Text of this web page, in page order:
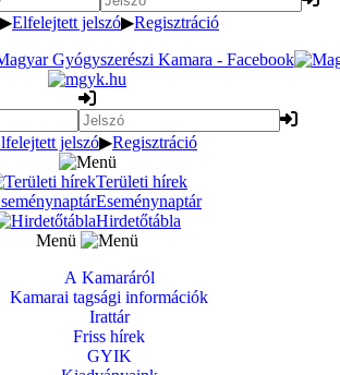
▶Elfelejtett jelszó▶Regisztráció
jelszó▶Regisztráció
Területi hírek
Eseménynaptár
Hirdetőtábla
Menü
A Kamaráról
Kamarai tagsági információk
Irattár
Friss hírek
GYIK